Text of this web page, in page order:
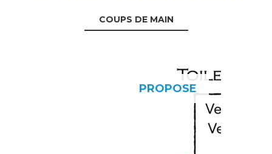
COUPS DE MAIN
PROPOSE